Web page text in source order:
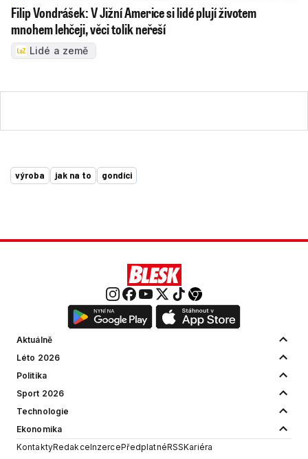
Filip Vondrášek: V Jižní Americe si lidé plují životem
mnohem lehčeji, věci tolik neřeší
Lidé a země
výroba jak na to gondíci
Aktuálně
Léto 2026
Politika
Sport 2026
Technologie
Ekonomika
KontaktyRedakceInzercePředplatnéRSSKariéra